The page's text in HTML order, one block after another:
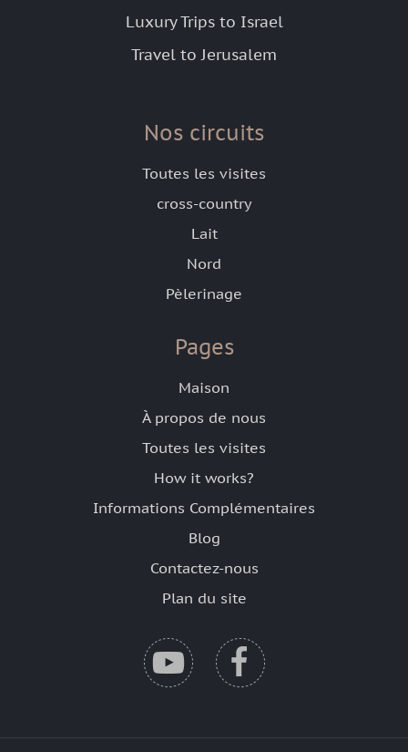
Luxury Trips to Israel
Travel to Jerusalem
Nos circuits
Toutes les visites
cross-country
Lait
Nord
Pèlerinage
Pages
Maison
À propos de nous
Toutes les visites
How it works?
Informations Complémentaires
Blog
Contactez-nous
Plan du site